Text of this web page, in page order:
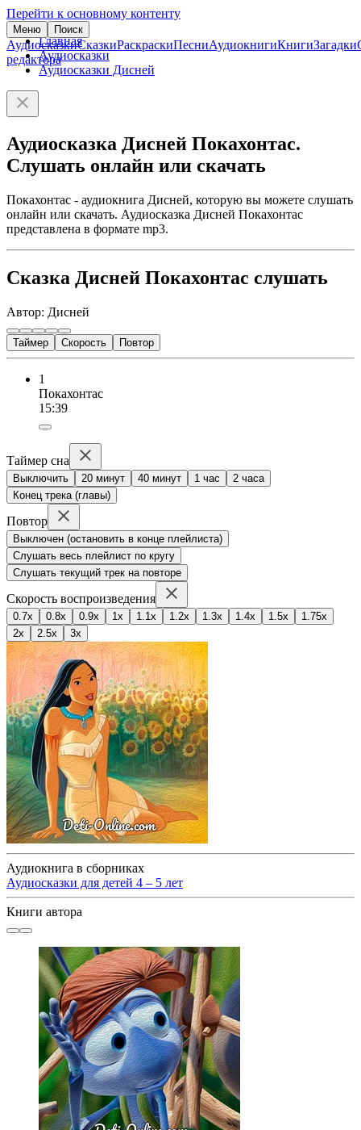
Перейти к основному контенту
Меню Поиск
АудиосказкиСказкиРаскраскиПесниАудиокнигиКнигиЗагадки
редактора
Главная
Аудиосказки
Аудиосказки Дисней
Аудиосказка Дисней Покахонтас.
Слушать онлайн или скачать
Покахонтас - аудиокнига Дисней, которую вы можете слушать
онлайн или скачать. Аудиосказка Дисней Покахонтас
представлена в формате mp3.
Сказка Дисней Покахонтас слушать
Автор: Дисней
Таймер Скорость Повтор
1
Покахонтас
15:39
Таймер сна
Выключить 20 минут 40 минут 1 час
2 часа
Конец трека (главы)
Повтор
Выключен (остановить в конце плейлиста)
Слушать весь плейлист по кругу
Слушать текущий трек на повторе
Скорость воспроизведения
0.7x 0.8x 0.9x 1x 1.1x 1.2x 1.3x 1.4x 1.5x
1.75x
2x
2.5x 3x
Аудиокнига в сборниках
Аудиосказки для детей 4 – 5 лет
Книги автора